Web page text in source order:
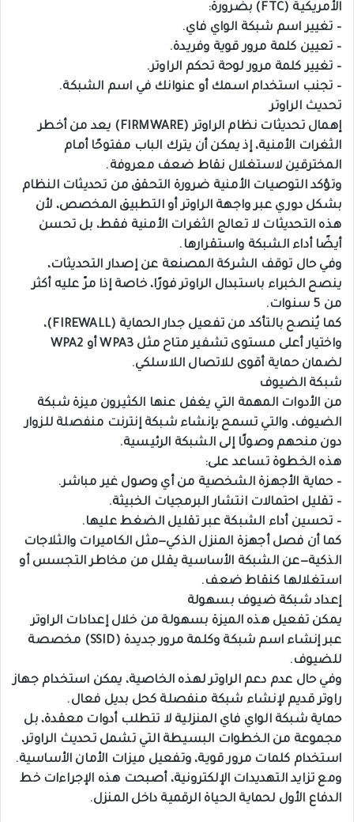
الأمريكية (FTC) بضرورة:
– تغيير اسم شبكة الواي فاي.
– تعيين كلمة مرور قوية وفريدة.
– تغيير كلمة مرور لوحة تحكم الراوتر.
– تجنب استخدام اسمك أو عنوانك في اسم الشبكة.
تحديث الراوتر
إهمال تحديثات نظام الراوتر (FIRMWARE) يعد من أخطر
الثغرات الأمنية، إذ يمكن أن يترك الباب مفتوحًا أمام
المخترقين لاستغلال نقاط ضعف معروفة.
وتؤكد التوصيات الأمنية ضرورة التحقق من تحديثات النظام
بشكل دوري عبر واجهة الراوتر أو التطبيق المخصص، لأن
هذه التحديثات لا تعالج الثغرات الأمنية فقط، بل تحسن
أيضًا أداء الشبكة واستقرارها.
وفي حال توقف الشركة المصنعة عن إصدار التحديثات،
ينصح الخبراء باستبدال الراوتر فورًا، خاصة إذا مرّ عليه أكثر
من 5 سنوات.
كما يُنصح بالتأكد من تفعيل جدار الحماية (FIREWALL)،
واختيار أعلى مستوى تشفير متاح مثل WPA3 أو WPA2
لضمان حماية أقوى للاتصال اللاسلكي.
شبكة الضيوف
من الأدوات المهمة التي يغفل عنها الكثيرون ميزة شبكة
الضيوف، والتي تسمح بإنشاء شبكة إنترنت منفصلة للزوار
دون منحهم وصولًا إلى الشبكة الرئيسية.
هذه الخطوة تساعد على:
– حماية الأجهزة الشخصية من أي وصول غير مباشر.
– تقليل احتمالات انتشار البرمجيات الخبيثة.
– تحسين أداء الشبكة عبر تقليل الضغط عليها.
كما أن فصل أجهزة المنزل الذكي—مثل الكاميرات والثلاجات
الذكية—عن الشبكة الأساسية يقلل من مخاطر التجسس أو
استغلالها كنقاط ضعف.
إعداد شبكة ضيوف بسهولة
يمكن تفعيل هذه الميزة بسهولة من خلال إعدادات الراوتر
عبر إنشاء اسم شبكة وكلمة مرور جديدة (SSID) مخصصة
للضيوف.
وفي حال عدم دعم الراوتر لهذه الخاصية، يمكن استخدام جهاز
راوتر قديم لإنشاء شبكة منفصلة كحل بديل فعال.
حماية شبكة الواي فاي المنزلية لا تتطلب أدوات معقدة، بل
مجموعة من الخطوات البسيطة التي تشمل تحديث الراوتر،
استخدام كلمات مرور قوية، وتفعيل ميزات الأمان الأساسية.
ومع تزايد التهديدات الإلكترونية، أصبحت هذه الإجراءات خط
الدفاع الأول لحماية الحياة الرقمية داخل المنزل.